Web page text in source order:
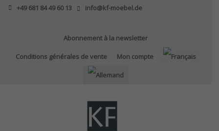
Skip
+49 681 84 49 60 13 info@kf-moebel.de
Abonnement à la newsletter
Conditions générales de vente Mon compte